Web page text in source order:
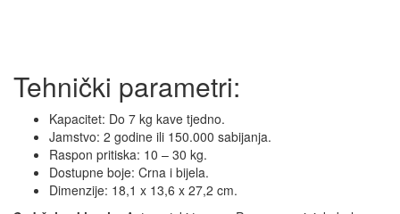
Tehnički parametri:
Kapacitet: Do 7 kg kave tjedno.
Jamstvo: 2 godine ili 150.000 sabijanja.
Raspon pritiska: 10 – 30 kg.
Dostupne boje: Crna i bijela.
Dimenzije: 18,1 x 13,6 x 27,2 cm.